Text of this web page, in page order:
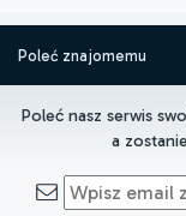
Poleć znajomemu
Poleć nasz serwis
a